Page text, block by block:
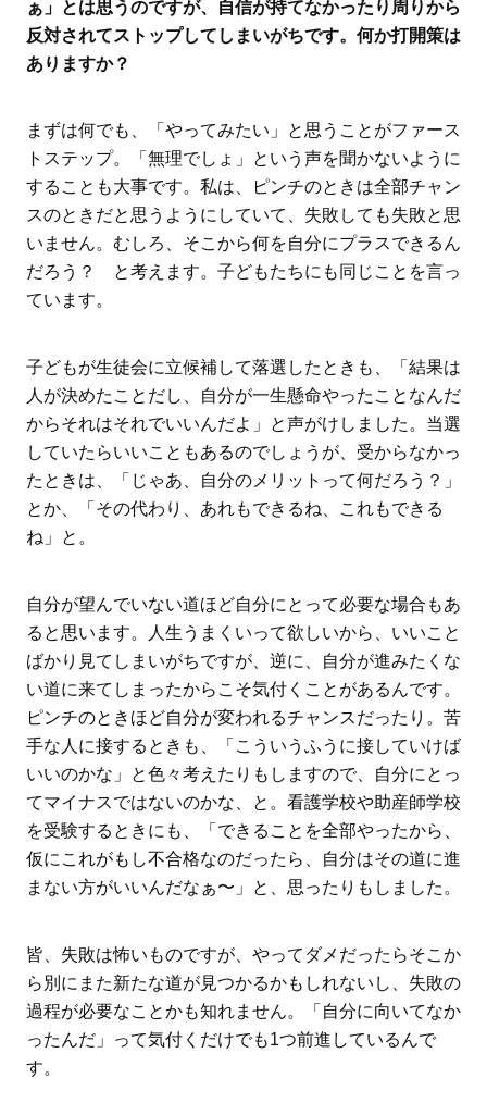
ぁ」とは思うのですが、自信が持てなかったり周りから
反対されてストップしてしまいがちです。何か打開策は
ありますか？
まずは何でも、「やってみたい」と思うことがファース
トステップ。「無理でしょ」という声を聞かないように
することも大事です。私は、ピンチのときは全部チャン
スのときだと思うようにしていて、失敗しても失敗と思
いません。むしろ、そこから何を自分にプラスできるん
だろう？ と考えます。子どもたちにも同じことを言っ
ています。
子どもが生徒会に立候補して落選したときも、「結果は
人が決めたことだし、自分が一生懸命やったことなんだ
からそれはそれでいいんだよ」と声がけしました。当選
していたらいいこともあるのでしょうが、受からなかっ
たときは、「じゃあ、自分のメリットって何だろう？」
とか、「その代わり、あれもできるね、これもできる
ね」と。
自分が望んでいない道ほど自分にとって必要な場合もあ
ると思います。人生うまくいって欲しいから、いいこと
ばかり見てしまいがちですが、逆に、自分が進みたくな
い道に来てしまったからこそ気付くことがあるんです。
ピンチのときほど自分が変われるチャンスだったり。苦
手な人に接するときも、「こういうふうに接していけば
いいのかな」と色々考えたりもしますので、自分にとっ
てマイナスではないのかな、と。看護学校や助産師学校
を受験するときにも、「できることを全部やったから、
仮にこれがもし不合格なのだったら、自分はその道に進
まない方がいいんだなぁ〜」と、思ったりもしました。
皆、失敗は怖いものですが、やってダメだったらそこか
ら別にまた新たな道が見つかるかもしれないし、失敗の
過程が必要なことかも知れません。「自分に向いてなか
ったんだ」って気付くだけでも1つ前進しているんで
す。